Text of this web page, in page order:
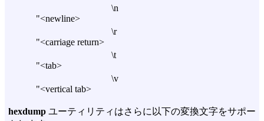
"<newline>
\n
"<carriage return>
\r
"<tab>
\t
"<vertical tab>
\v
hexdump ユーティリティはさらに以下の変換文字をサポー